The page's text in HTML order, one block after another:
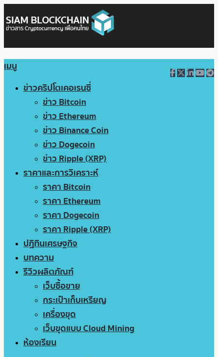
เมนู
ข่าวคริปโตเคอเรนซี่
ข่าว Bitcoin
ข่าว Ethereum
ข่าว Binance Coin
ข่าว Dogecoin
ข่าว Ripple (XRP)
ราคาและการวิเคราะห์
ราคา Bitcoin
ราคา Ethereum
ราคา Dogecoin
ราคา Ripple (XRP)
ปฏิทินเศรษฐกิจ
บทความ
รีวิวผลิตภัณฑ์
เว็บซื้อขาย
กระเป๋าเก็บเหรียญ
เครื่องขุด
เว็บขุดแบบ Cloud Mining
ห้องเรียน